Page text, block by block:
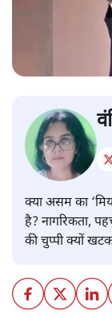
क्या असम का
है? नागरिकता,
की चुप्पी क्यों